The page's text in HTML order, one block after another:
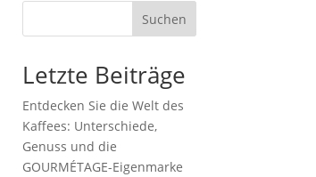
Suchen
Letzte Beiträge
Entdecken Sie die Welt des
Kaffees: Unterschiede,
Genuss und die
GOURMÉTAGE-Eigenmarke